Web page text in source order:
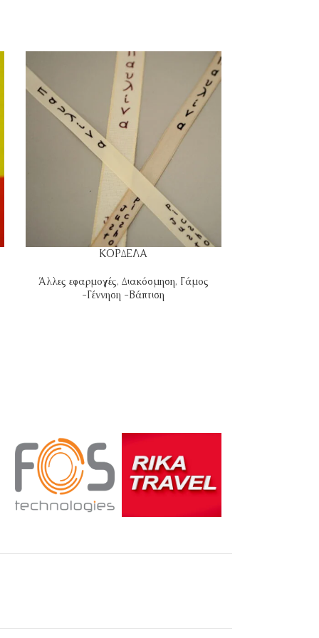
ΚΟΡΔΕΛΑ
Άλλες εφαρμογές, Διακόσμηση, Γάμος
-Γέννηση -Βάπτιση